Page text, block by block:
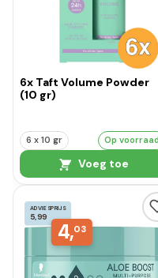
6x Taft Volume Powder
(10 gr)
6 x 10 gr Op voorraad
Voeg toe
ADVIESPRIJS
5,99
4,03